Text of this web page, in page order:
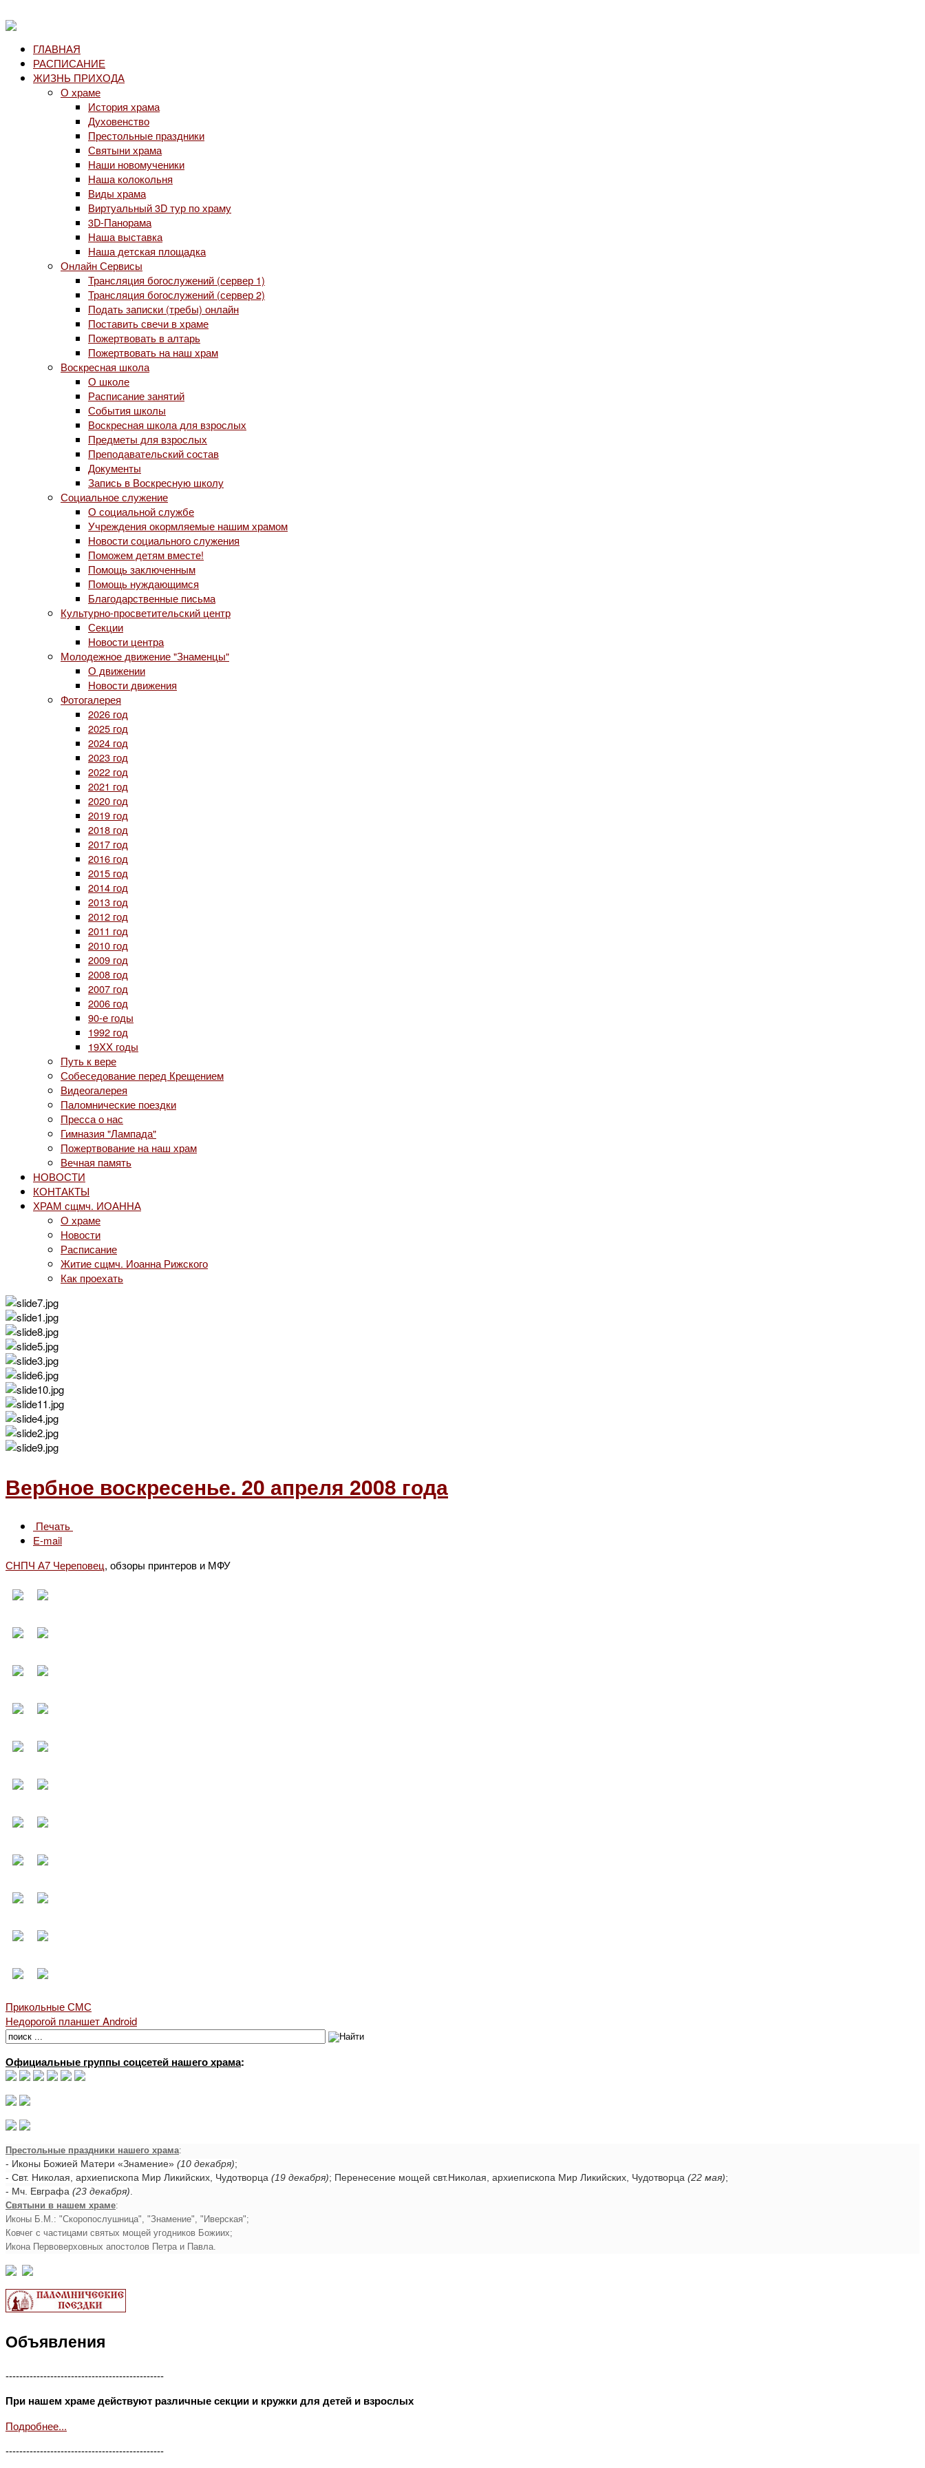
ГЛАВНАЯ
РАСПИСАНИЕ
ЖИЗНЬ ПРИХОДА
О храме
История храма
Духовенство
Престольные праздники
Святыни храма
Наши новомученики
Наша колокольня
Виды храма
Виртуальный 3D тур по храму
3D-Панорама
Наша выставка
Наша детская площадка
Онлайн Сервисы
Трансляция богослужений (сервер 1)
Трансляция богослужений (сервер 2)
Подать записки (требы) онлайн
Поставить свечи в храме
Пожертвовать в алтарь
Пожертвовать на наш храм
Воскресная школа
О школе
Расписание занятий
События школы
Воскресная школа для взрослых
Предметы для взрослых
Преподавательский состав
Документы
Запись в Воскресную школу
Социальное служение
О социальной службе
Учреждения окормляемые нашим храмом
Новости социального служения
Поможем детям вместе!
Помощь заключенным
Помощь нуждающимся
Благодарственные письма
Культурно-просветительский центр
Секции
Новости центра
Молодежное движение "Знаменцы"
О движении
Новости движения
Фотогалерея
2026 год
2025 год
2024 год
2023 год
2022 год
2021 год
2020 год
2019 год
2018 год
2017 год
2016 год
2015 год
2014 год
2013 год
2012 год
2011 год
2010 год
2009 год
2008 год
2007 год
2006 год
90-е годы
1992 год
19ХХ годы
Путь к вере
Собеседование перед Крещением
Видеогалерея
Паломнические поездки
Пресса о нас
Гимназия "Лампада"
Пожертвование на наш храм
Вечная память
НОВОСТИ
КОНТАКТЫ
ХРАМ сщмч. ИОАННА
О храме
Новости
Расписание
Житие сщмч. Иоанна Рижского
Как проехать
Вербное воскресенье. 20 апреля 2008 года
Печать
E-mail
СНПЧ А7 Череповец, обзоры принтеров и МФУ
Прикольные СМС
Недорогой планшет Android
Официальные группы соцсетей нашего храма:
Престольные праздники нашего храма:
- Иконы Божией Матери «Знамение» (10 декабря);
- Свт. Николая, архиепископа Мир Ликийских, Чудотворца (19 декабря); Перенесение мощей свт.Николая, архиепископа Мир Ликийских, Чудотворца (22 мая);
- Мч. Евграфа (23 декабря)
Святыни в нашем храме:
Иконы Б.М.: "Скоропослушница", "Знамение", "Иверская";
Ковчег с частицами святых мощей угодников Божиих;
Икона Первоверховных апостолов Петра и Павла.
Объявления
----------------------------------------------
При нашем храме действуют различные секции и кружки для детей и взрослых
Подробнее...
----------------------------------------------